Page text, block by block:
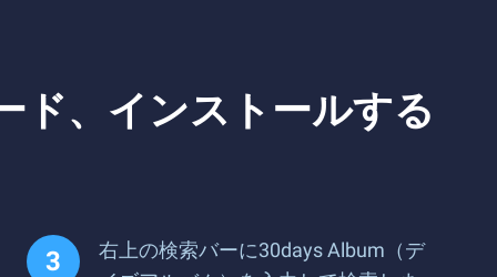
ド、インストールする
右上の検索バーに30days Album（デ